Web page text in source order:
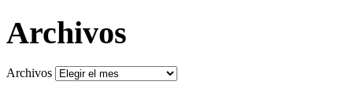
Archivos
Archivos